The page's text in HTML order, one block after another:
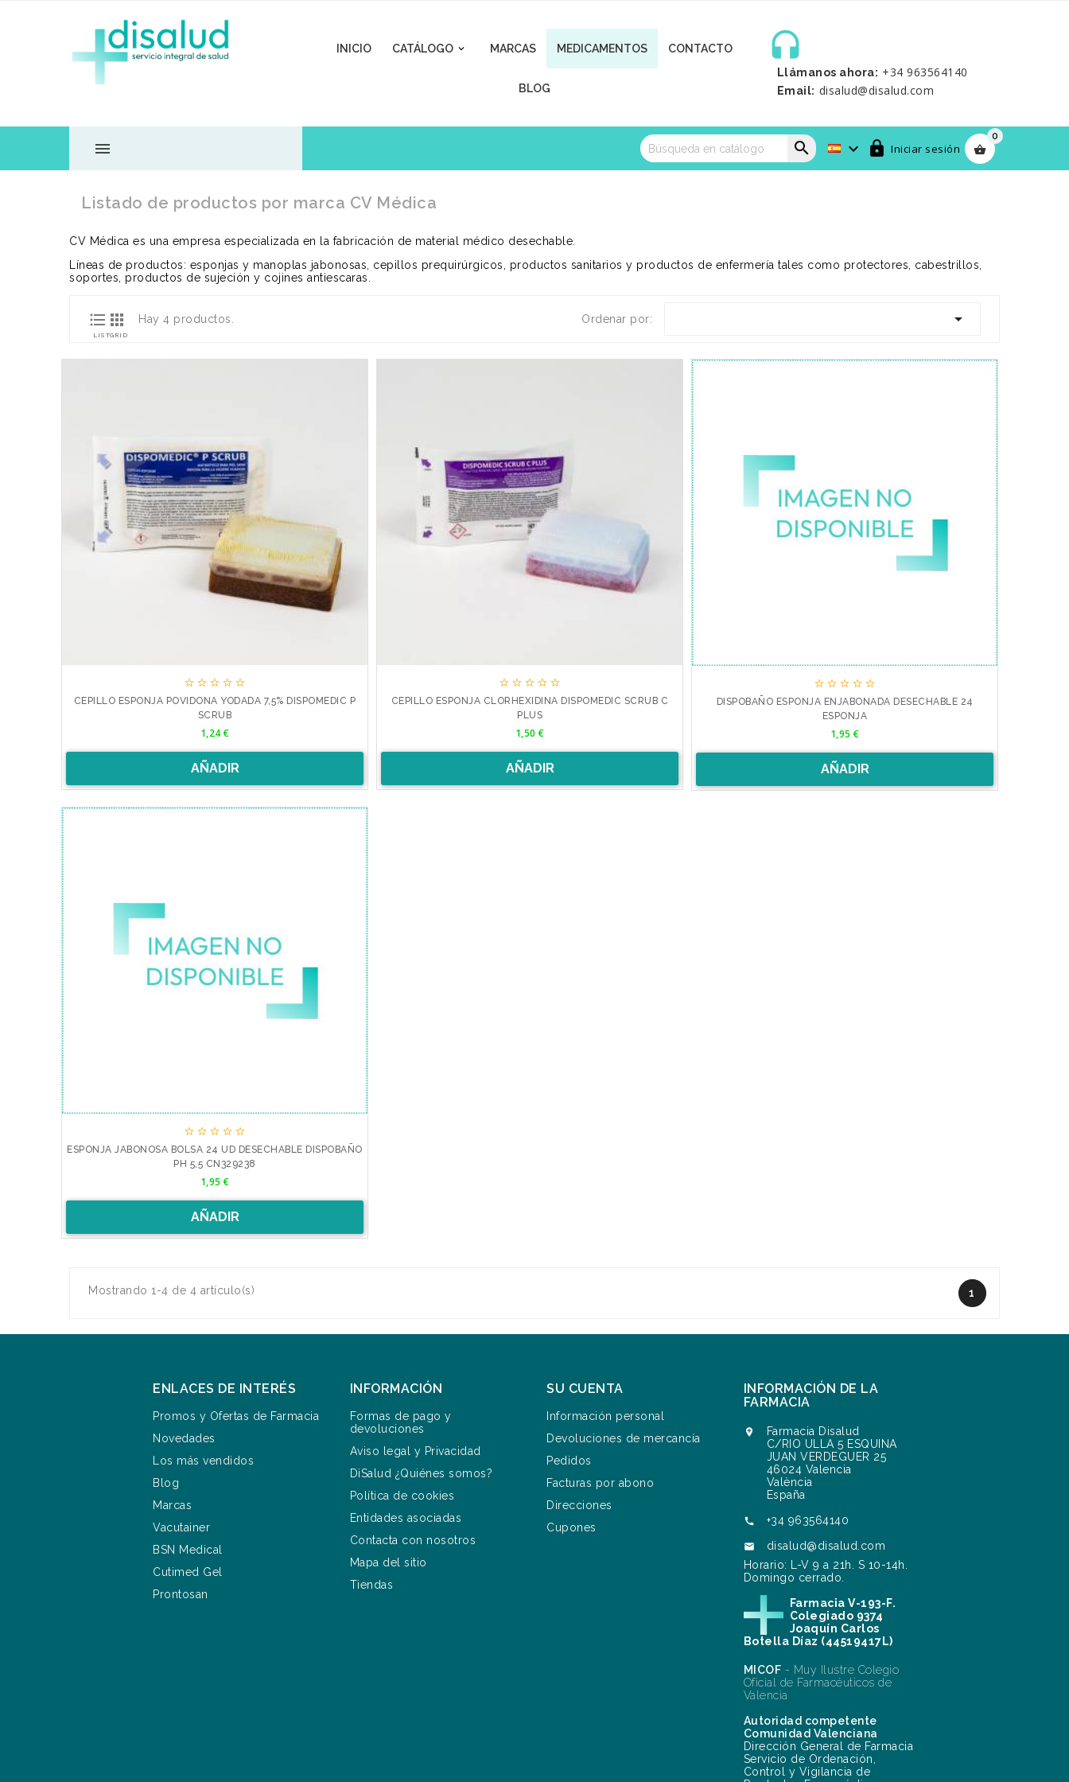
INICIO 
CATÁLOGO MARCAS MEDICAMENTOS CONTACTO
BLOG

Llámanos ahora: +34 963564140
Email: disalud@disalud.com

DEPARTAMENTOS

0
 Iniciar sesión


Listado de productos por marca CV Médica
CV Médica es una empresa especializada en la fabricación de material médico desechable.
Líneas de productos: esponjas y manoplas jabonosas, cepillos prequirúrgicos, productos sanitarios y productos de enfermería tales como protectores, cabestrillos,
soportes, productos de sujeción y cojines antiescaras.

LIST

GRID
Hay 4 productos. Ordenar por: 
    
CEPILLO ESPONJA POVIDONA YODADA 7,5% DISPOMEDIC P
SCRUB
Precio
1,24 €
AÑADIR
    
CEPILLO ESPONJA CLORHEXIDINA DISPOMEDIC SCRUB C
PLUS
Precio
1,50 €
AÑADIR
    
DISPOBAÑO ESPONJA ENJABONADA DESECHABLE 24
ESPONJA
Precio
1,95 €
AÑADIR
    
ESPONJA JABONOSA BOLSA 24 UD DESECHABLE DISPOBAÑO
PH 5,5 CN329238
Precio
1,95 €
AÑADIR
Mostrando 1-4 de 4 artículo(s) 1
ENLACES DE INTERÉS
Promos y Ofertas de Farmacia
Novedades
Los más vendidos
Blog
Marcas
Vacutainer
BSN Medical
Cutimed Gel
Prontosan
INFORMACIÓN
Formas de pago y
devoluciones
Aviso legal y Privacidad
DiSalud ¿Quiénes somos?
Política de cookies
Entidades asociadas
Contacta con nosotros
Mapa del sitio
Tiendas
SU CUENTA
Información personal
Devoluciones de mercancía
Pedidos
Facturas por abono
Direcciones
Cupones
INFORMACIÓN DE LA
FARMACIA

Farmacia Disalud
C/RIO ULLA 5 ESQUINA
JUAN VERDEGUER 25
46024 Valencia
València
España
 +34 963564140

disalud@disalud.com
Horario: L-V 9 a 21h. S 10-14h.
Domingo cerrado.
Farmacia V-193-F.
Colegiado 9374
Joaquín Carlos
Botella Díaz (44519417L)
MICOF - Muy Ilustre Colegio
Oficial de Farmacéuticos de
Valencia
Autoridad competente
Comunidad Valenciana
Dirección General de Farmacia
Servicio de Ordenación,
Control y Vigilancia de